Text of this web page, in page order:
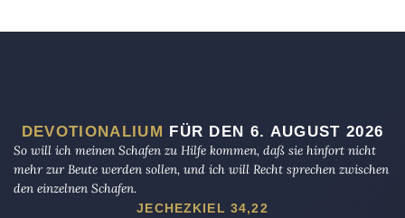
DEVOTIONALIUM FÜR DEN 6. AUGUST 2026
So will ich meinen Schafen zu Hilfe kommen, daß sie hinfort nicht
mehr zur Beute werden sollen, und ich will Recht sprechen zwischen
den einzelnen Schafen.
JECHEZKIEL 34,22